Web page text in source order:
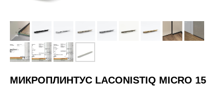
МИКРОПЛИНТУС LACONISTIQ MICRO 15